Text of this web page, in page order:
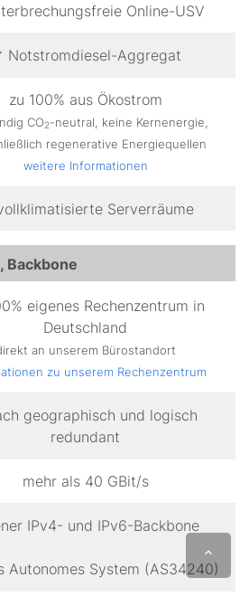
Online-USV
Notstromdiesel-Aggregat
zu 100% aus Ökostrom
CO2-neutral, keine Kernenergie,
regenerative Energiequellen
weitere Informationen
Serverräume
Backbone
eigenes Rechenzentrum in
Deutschland
an unserem Bürostandort
zu unserem Rechenzentrum
geographisch und logisch
redundant
mehr als 40 GBit/s
IPv4- und IPv6-Backbone
Autonomes System (AS34240)